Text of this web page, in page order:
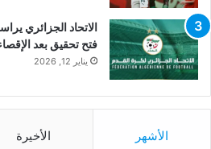
الاتحاد الجزائري
فتح تحقيق بعد
يناير 12, 2026
الأشهر الأخيرة